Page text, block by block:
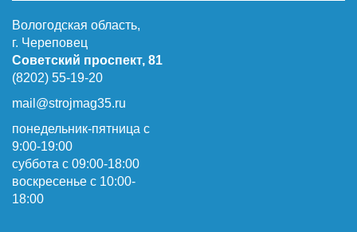
Вологодская область,
г. Череповец
Советский проспект, 81
(8202) 55-19-20
mail@strojmag35.ru
понедельник-пятница с
9:00-19:00
суббота c 09:00-18:00
воскресенье с 10:00-
18:00